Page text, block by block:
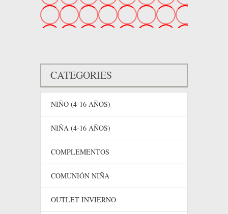
CATEGORIES
NIÑO (4-16 AÑOS)
NIÑA (4-16 AÑOS)
COMPLEMENTOS
COMUNIÓN NIÑA
OUTLET INVIERNO